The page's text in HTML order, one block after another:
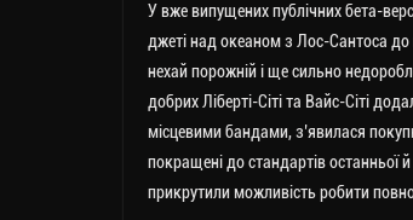
У вже випущених публічних бета-
джеті над океаном з Лос-Сантоса до
нехай порожній і ще сильно
добрих Ліберті-Сіті та Вайс-Сіті
місцевими бандами, з’явилася
покращені до стандартів останньої
прикрутили можливість робити